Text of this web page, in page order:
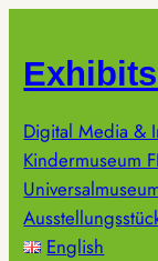
springen
Digital Media &
Kindermuseum
English